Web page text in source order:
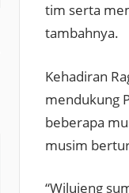
tim serta
tambahnya.
Kehadiran
mendukung
beberapa
musim
“Wilujeng